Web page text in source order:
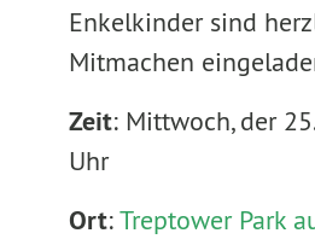
Enkelkinder sind
Mitmachen
Zeit: Mittwoch, der
Uhr
Ort:Treptower Park